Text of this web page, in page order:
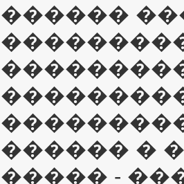
������
������ �
����� -